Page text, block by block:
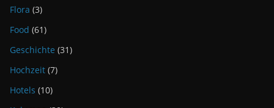
Flora (3)
Food (61)
Geschichte (31)
Hochzeit (7)
Hotels (10)